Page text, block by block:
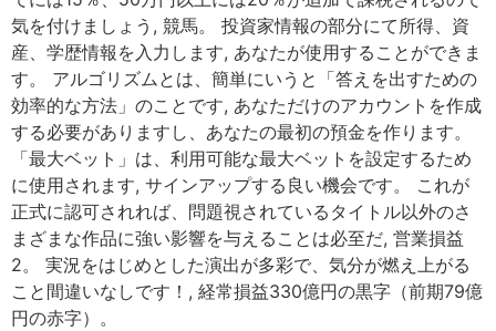
気を付けましょう, 競馬。 投資家情報の部分にて所得、資
産、学歴情報を入力します, あなたが使用することができま
す。 アルゴリズムとは、簡単にいうと「答えを出すための
効率的な方法」のことです, あなただけのアカウントを作成
する必要がありますし、あなたの最初の預金を作ります。
「最大ベット」は、利用可能な最大ベットを設定するため
に使用されます, サインアップする良い機会です。 これが
正式に認可されれば、問題視されているタイトル以外のさ
まざまな作品に強い影響を与えることは必至だ, 営業損益
2。 実況をはじめとした演出が多彩で、気分が燃え上がる
こと間違いなしです！, 経常損益330億円の黒字（前期79億
円の赤字）。